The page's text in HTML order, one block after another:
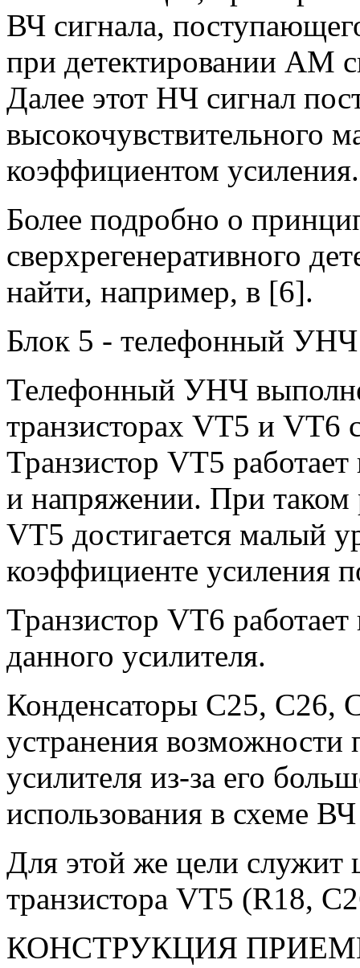
ВЧ сигнала,
при детектировании AM
Далее этот НЧ сигнал
коэффициентом усиления.
Более подробно о
сверхрегенеративного
найти, например, в [6].
Блок 5 - телефонный УНЧ
Телефонный УНЧ
транзисторах VT5 и VT6
Транзистор VT5
и напряжении. При таком
VT5 достигается малый
коэффициенте усиления
Транзистор VT6
данного усилителя.
Конденсаторы С25, С26,
устранения возможности
усилителя из-за его
использования в схеме
Для этой же цели служит
транзистора VT5 (R18,
КОНСТРУКЦИЯ